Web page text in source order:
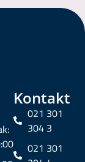
Kontakt
021 301
304 3
021 301